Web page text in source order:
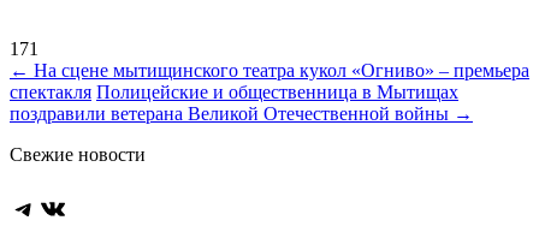
171
Навигация
по
← На сцене мытищинского театра кукол «Огниво» – премьера
спектакля Полицейские и общественница в Мытищах
поздравили ветерана Великой Отечественной войны →
Свежие новости
Telegram
ВКонтакте